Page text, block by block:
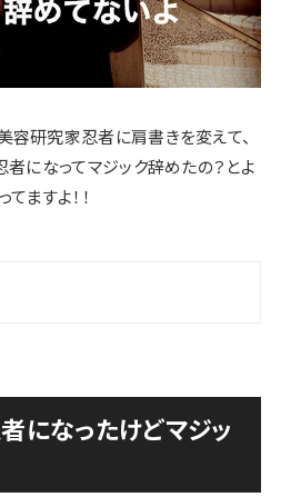
容研究家忍者に肩書きを変えて、
者になってマジック辞めたの？とよ
ますよ！！
になったけどマジッ